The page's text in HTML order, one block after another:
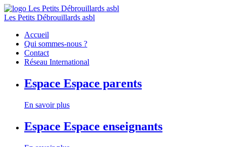
Les Petits Débrouillards asbl
Accueil
Qui sommes-nous ?
Contact
Réseau International
Espace Espace parents
En savoir plus
Espace Espace enseignants